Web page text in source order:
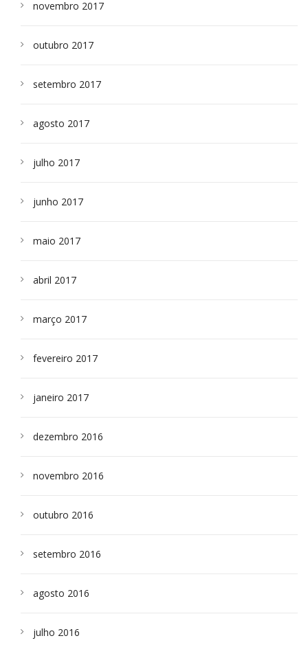
novembro 2017
outubro 2017
setembro 2017
agosto 2017
julho 2017
junho 2017
maio 2017
abril 2017
março 2017
fevereiro 2017
janeiro 2017
dezembro 2016
novembro 2016
outubro 2016
setembro 2016
agosto 2016
julho 2016